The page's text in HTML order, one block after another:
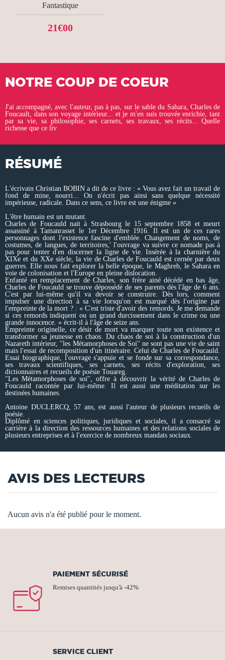
Fantastique
21€00
NOTRE COUP DE COEUR
J'ai accompagné, avec l'auteur, pas à pas, sur le sable du Sahara, Charles de
Foucault, dans son voyage intérieur... et je m'en suis trouvée enrichie, tant
par sa vie, sa philosophie, ses carnets, ses travaux, ses récits... Quelle
richesse que ce liv
RÉSUMÉ
L'écrivain Christian BOBIN a dit de ce livre : « Vous avez fait un travail de
fond de mine, nourri... On n'écrit pas ainsi sans quelque nécessité
impérieuse, radicale. Dans ce sens, ce livre est une énigme »
L'être humain est un mutant.
Charles de Foucauld nait à Strasbourg le 15 septembre 1858 et meurt
assassiné à Tamanrasset le 1er Décembre 1916. Il est un de ces rares
personnages dont l'existence fascine d'emblée. Changement de noms, de
costumes, de langues, de territoires,' l'ouvrage va suivre ce nomade pas à
pas pour tenter d'en discerner la ligne de vie. Insérée à la charnière du
XIXe et du XXe siècle, la vie de Charles de Foucauld est cernée par deux
guerres. Elle nous fait explorer la belle époque, le Maghreb, le Sahara en
voie de colonisation et l'Europe en pleine dislocation.
Enfanté en remplacement de Charles, son frère ainé décédé en bas âge,
Charles de Foucauld se trouve dépossédé de ses parents dès l'âge de 6 ans.
C'est par lui-même qu'il va devoir se construire. Dès lors, comment
impulser une direction à sa vie lorsqu'on est marqué dès l'origine par
l'empreinte de la mort ? : « C'est triste d'avoir des remords. Je me demande
si ces remords indiquent ou un grand durcissement dans le crime ou une
grande innocence. » écrit-il à l'âge de seize ans.
Empreinte originelle, ce désir de mort va marquer toute son existence et
transformer sa jeunesse en chaos. Du chaos de soi à la construction d'un
Nazareth intérieur, ''les Métamorphoses de Soi'' ne sont pas une vie de saint
mais l'essai de recomposition d'un itinéraire. Celui de Charles de Foucauld.
Essai biographique, l'ouvrage s'appuie et se fonde sur sa correspondance,
ses travaux scientifiques, ses carnets, ses récits d'exploration, ses
dictionnaires et recueils de poésie Touareg.
''Les Métamorphoses de soi'', offre à découvrir la vérité de Charles de
Foucauld racontée par lui-même. Il est aussi une méditation sur les
destinées humaines.
Antoine DUCLERCQ, 57 ans, est aussi l'auteur de plusieurs recueils de
poésie.
Diplômé en sciences politiques, juridiques et sociales, il a consacré sa
carrière à la direction des ressources humaines et des relations sociales de
plusieurs entreprises et à l'exercice de nombreux mandats sociaux.
AVIS DES LECTEURS
Aucun avis n'a été publié pour le moment.
PAIEMENT SÉCURISÉ
Remises quantités jusqu'à -42%
SERVICE CLIENT